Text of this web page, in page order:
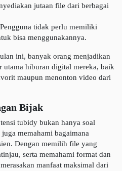
jutaan file dari berbagai
tidak perlu memiliki
bisa menggunakannya.
ini, banyak orang menjadikan
utama hiburan digital mereka, baik
maupun menonton video dari
Bijak
tubidy bukan hanya soal
memahami bagaimana
Dengan memilih file yang
serta memahami format dan
manfaat maksimal dari